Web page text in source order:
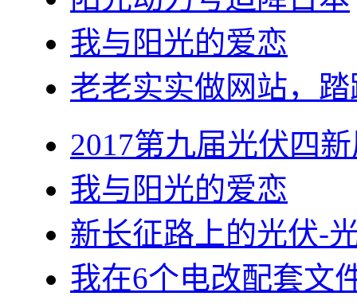
我与阳光的爱恋
老老实实做网站，
2017第九届光伏四
我与阳光的爱恋
新长征路上的光伏-
我在6个电改配套文